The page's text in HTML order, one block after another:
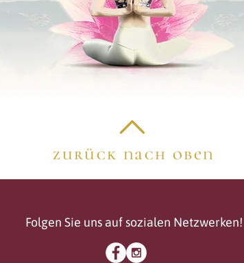
zurück nach oben
Folgen Sie uns auf sozialen Netzwerken!